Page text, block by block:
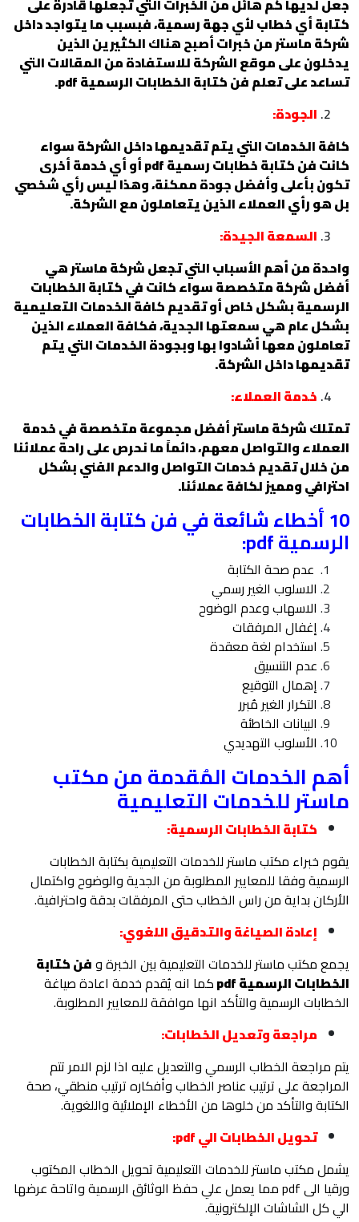
كتابة أي خطاب لأي جهة رسمية، فبسبب ما يتواجد داخل
شركة ماستر من خبرات أصبح هناك الكثيرين الذين
يدخلون على موقع الشركة للاستفادة من المقالات التي
تساعد على تعلم فن كتابة الخطابات الرسمية pdf.
الجودة:
كافة الخدمات التي يتم تقديمها داخل الشركة سواء
كانت فن كتابة خطابات رسمية pdf أو أي خدمة أخرى
تكون بأعلى وأفضل جودة ممكنة، وهذا ليس رأي شخصي
بل هو رأي العملاء الذين يتعاملون مع الشركة.
السمعة الجيدة:
واحدة من أهم الأسباب التي تجعل شركة ماستر هي
أفضل شركة متخصصة سواء كانت في كتابة الخطابات
الرسمية بشكل خاص أو تقديم كافة الخدمات التعليمية
بشكل عام هي سمعتها الجدية، فكافة العملاء الذين
تعاملون معها أشادوا بها وبجودة الخدمات التي يتم
تقديمها داخل الشركة.
خدمة العملاء:
تمتلك شركة ماستر أفضل مجموعة متخصصة في خدمة
العملاء والتواصل معهم، دائماً ما نحرص على راحة عملائنا
من خلال تقديم خدمات التواصل والدعم الفني بشكل
احترافي ومميز لكافة عملائنا.
10 أخطاء شائعة في فن كتابة الخطابات
الرسمية pdf:
عدم صحة الكتابة
الاسلوب الغير رسمي
الاسهاب وعدم الوضوح
إغفال المرفقات
استخدام لغة معقدة
عدم التنسيق
إهمال التوقيع
التكرار الغير مُبرر
البيانات الخاطئة
الأسلوب التهديدي
أهم الخدمات المُقدمة من مكتب
ماستر للخدمات التعليمية
كتابة الخطابات الرسمية:
يقوم خبراء مكتب ماستر للخدمات التعليمية بكتابة الخطابات
الرسمية وفقا للمعايير المطلوبة من الجدية والوضوح واكتمال
الأركان بداية من راس الخطاب حتى المرفقات بدقة واحترافية.
إعادة الصياغة والتدقيق اللغوي:
يجمع مكتب ماستر للخدمات التعليمية بين الخبرة وفن كتابة
الخطابات الرسمية pdf
كما انه يُقدم خدمة اعادة صياغة
الخطابات الرسمية والتأكد انها موافقة للمعايير المطلوبة.
مراجعة وتعديل الخطابات:
يتم مراجعة الخطاب الرسمي والتعديل عليه اذا لزم الامر تتم
المراجعة على ترتيب عناصر الخطاب وأفكاره ترتيب منطقي، صحة
الكتابة والتأكد من خلوها من الأخطاء الإملائية واللغوية.
تحويل الخطابات الي pdf:
يشمل مكتب ماستر للخدمات التعليمية تحويل الخطاب المكتوب
ورقيا الى pdf مما يعمل علي حفظ الوثائق الرسمية واتاحة عرضها
الي كل الشاشات الإلكترونية.